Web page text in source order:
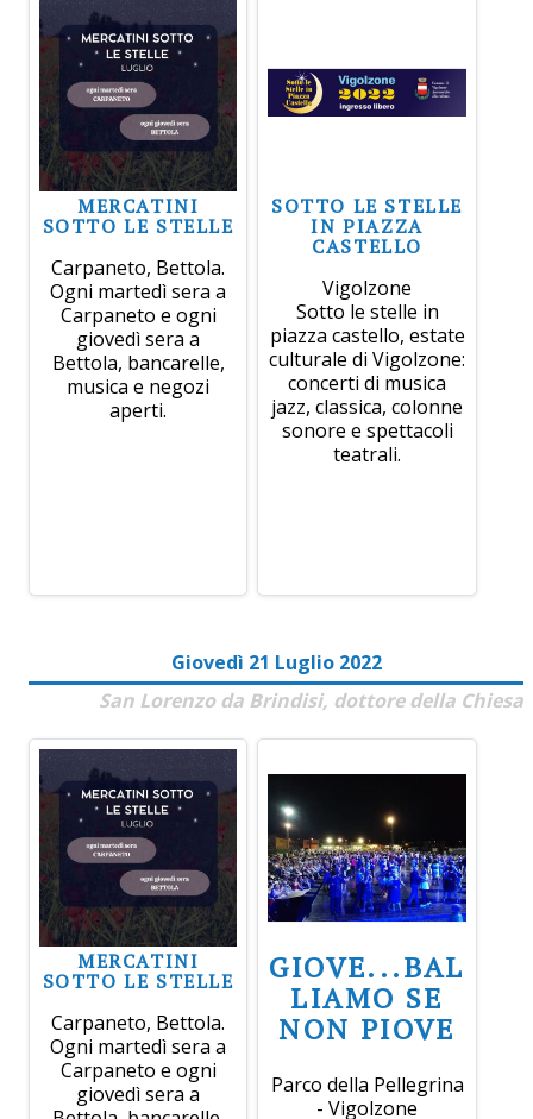
MERCATINI
SOTTO LE STELLE
Carpaneto, Bettola.
Ogni martedì sera a
Carpaneto e ogni
giovedì sera a
Bettola, bancarelle,
musica e negozi
aperti.
SOTTO LE STELLE
IN PIAZZA
CASTELLO
Vigolzone
Sotto le stelle in
piazza castello, estate
culturale di Vigolzone:
concerti di musica
jazz, classica, colonne
sonore e spettacoli
teatrali.
Giovedì 21 Luglio 2022
San Lorenzo da Brindisi, dottore della Chiesa
MERCATINI
SOTTO LE STELLE
Carpaneto, Bettola.
Ogni martedì sera a
Carpaneto e ogni
giovedì sera a
GIOVE...BAL
LIAMO SE
NON PIOVE
Parco della Pellegrina
- Vigolzone